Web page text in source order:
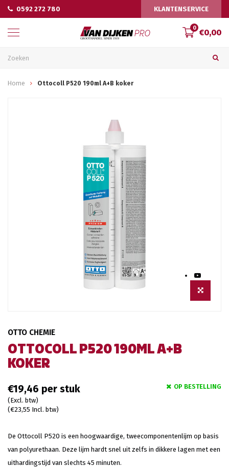
0592 272 780 KLANTENSERVICE
0 €0,00
Home Ottocoll P520 190ml A+B koker
OTTOCOLL P520 190ML A+B
KOKER
OTTO CHEMIE
€19,46
(Excl. btw)
(€23,55 Incl. btw)
OP BESTELLING
De Ottocoll P520 is een hoogwaardige, tweecomponentenlijm op basis
van polyurethaan. Deze lijm hardt snel uit zelfs in dikkere lagen met een
uithardingstijd van slechts 45 minuten.